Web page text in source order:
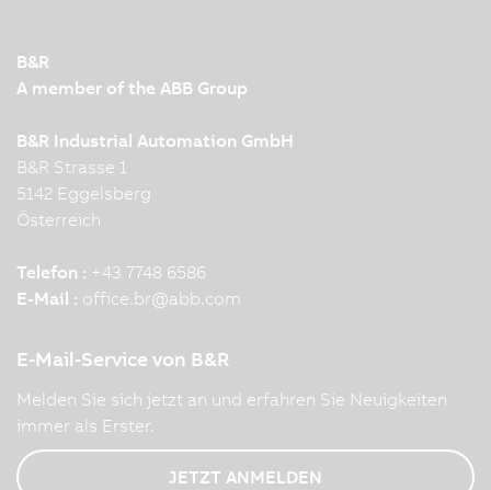
B&R
A member of the ABB Group
B&R Industrial Automation GmbH
B&R Strasse 1
5142 Eggelsberg
Österreich
Telefon : +43 7748 6586
E-Mail : office.br@abb.com
E-Mail-Service von B&R
Melden Sie sich jetzt an und erfahren Sie Neuigkeiten
immer als Erster.
JETZT ANMELDEN